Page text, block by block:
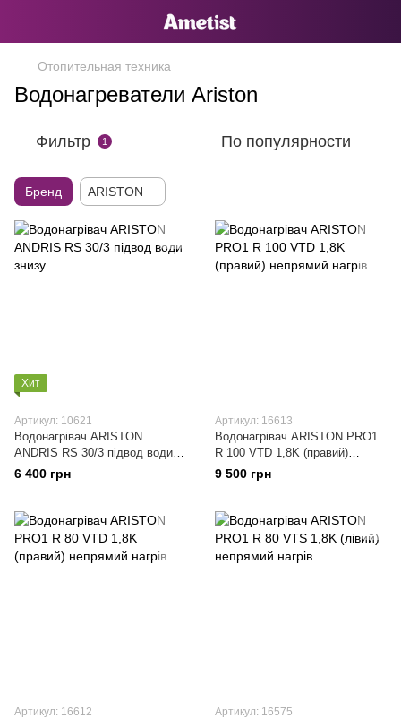
Отопительная техника
Водонагреватели Ariston
Фильтр 1 По популярности
Бренд ARISTON
Хит
Артикул: 10621
Водонагрівач ARISTON
ANDRIS RS 30/3 підвод води
знизу
6 400 грн
Артикул: 16613
Водонагрівач ARISTON PRO1
R 100 VTD 1,8K (правий)
непрямий нагрiв
9 500 грн
Артикул: 16612 Артикул: 16575